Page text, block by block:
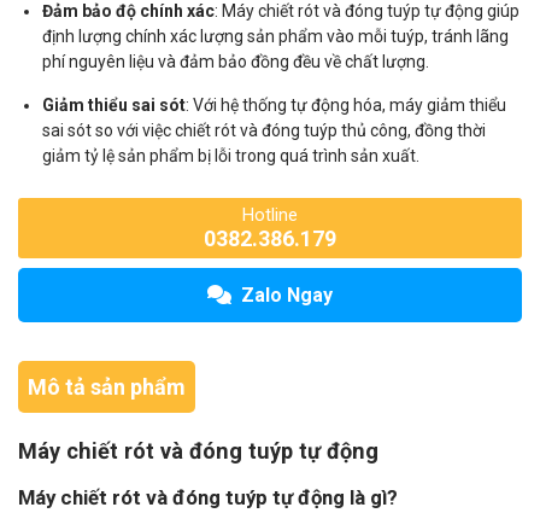
Đảm bảo độ chính xác: Máy chiết rót và đóng tuýp tự động giúp
định lượng chính xác lượng sản phẩm vào mỗi tuýp, tránh lãng
phí nguyên liệu và đảm bảo đồng đều về chất lượng.
Giảm thiểu sai sót: Với hệ thống tự động hóa, máy giảm thiểu
sai sót so với việc chiết rót và đóng tuýp thủ công, đồng thời
giảm tỷ lệ sản phẩm bị lỗi trong quá trình sản xuất.
Hotline
0382.386.179
Zalo Ngay
Mô tả sản phẩm
Máy chiết rót và đóng tuýp tự động
Máy chiết rót và đóng tuýp tự động là gì?